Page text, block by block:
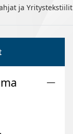
ja Yritystekstiilit